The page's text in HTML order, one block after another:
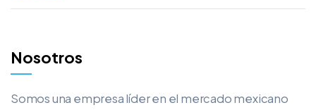
Nosotros
Somos una empresa líder en el mercado mexicano